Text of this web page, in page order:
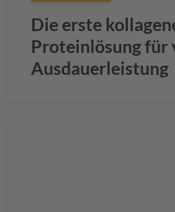
Die erste
Proteinlösung für
Ausdauerleistung